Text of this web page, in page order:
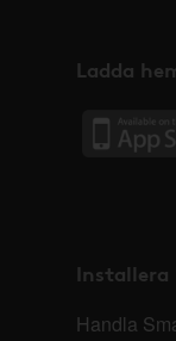
Ladda
Handla